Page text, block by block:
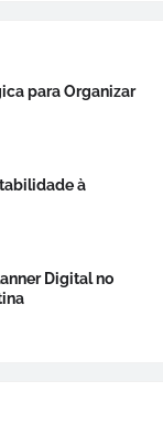
para Organizar
à
Digital no